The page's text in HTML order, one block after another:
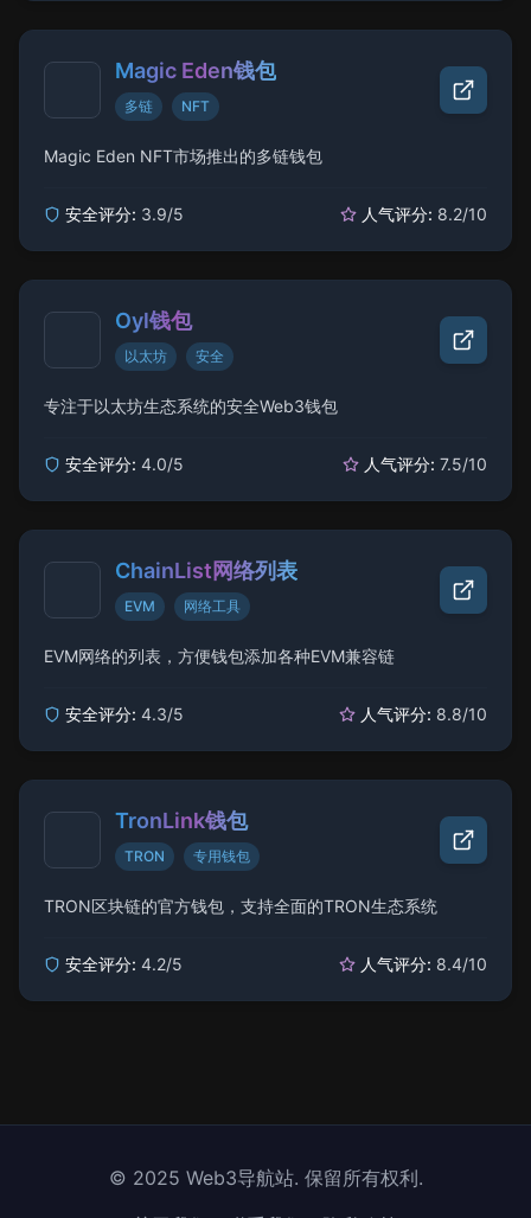
Magic Eden钱包
多链 NFT
Magic Eden NFT市场推出的多链钱包
安全评分: 3.9/5 人气评分: 8.2/10
Oyl钱包
以太坊 安全
专注于以太坊生态系统的安全Web3钱包
安全评分: 4.0/5 人气评分: 7.5/10
ChainList网络列表
EVM 网络工具
EVM网络的列表，方便钱包添加各种EVM兼容链
安全评分: 4.3/5 人气评分: 8.8/10
TronLink钱包
TRON 专用钱包
TRON区块链的官方钱包，支持全面的TRON生态系统
安全评分: 4.2/5 人气评分: 8.4/10
© 2025 Web3导航站. 保留所有权利.